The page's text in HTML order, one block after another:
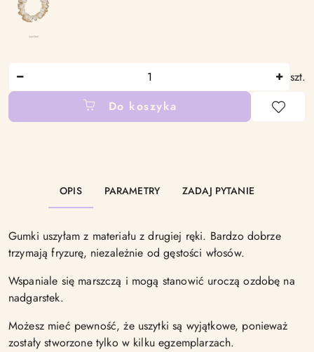
szt.
Do koszyka
dostawaOPIS PARAMETRY ZADAJ PYTANIE
Gumki uszyłam z materiału z drugiej ręki. Bardzo dobrze
trzymają fryzurę, niezależnie od gęstości włosów.
Wspaniale się marszczą i mogą stanowić uroczą ozdobę na
nadgarstek.
Możesz mieć pewność, że uszytki są wyjątkowe, ponieważ
zostały stworzone tylko w kilku egzemplarzach.